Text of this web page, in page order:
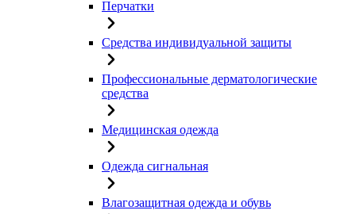
Перчатки
Средства индивидуальной защиты
Профессиональные дерматологические
средства
Медицинская одежда
Одежда сигнальная
Влагозащитная одежда и обувь